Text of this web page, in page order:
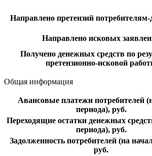
Направлено претензий
Направлено исковых
Получено денежных средств по
претензионно-исковой
Общая информация
Авансовые платежи потребителей
периода), руб.
Переходящие остатки денежных
периода), руб.
Задолженность потребителей (на
руб.